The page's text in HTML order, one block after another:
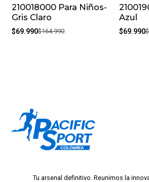
210018000 Para Niños-
Gris Claro
$69.990$164.990
Azul
$69.990
Tu arsenal definitivo. Reunimos la